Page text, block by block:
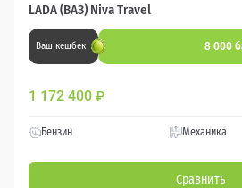
LADA (ВАЗ) Niva Travel
Ваш кешбек 8 000
1 172 400 ₽
Бензин Механика
Сравнить